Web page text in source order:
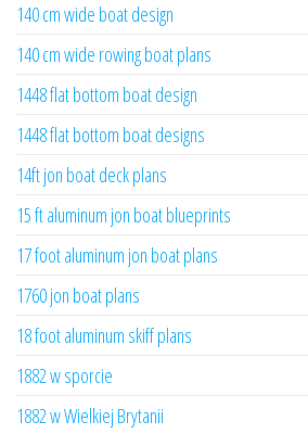
140 cm wide boat design
140 cm wide rowing boat plans
1448 flat bottom boat design
1448 flat bottom boat designs
14ft jon boat deck plans
15 ft aluminum jon boat blueprints
17 foot aluminum jon boat plans
1760 jon boat plans
18 foot aluminum skiff plans
1882 w sporcie
1882 w Wielkiej Brytanii